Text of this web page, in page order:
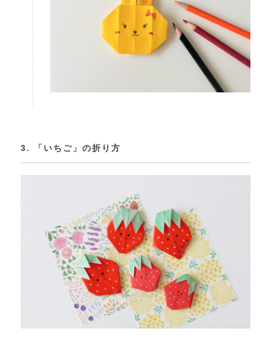
3. 「いちご」の折り方